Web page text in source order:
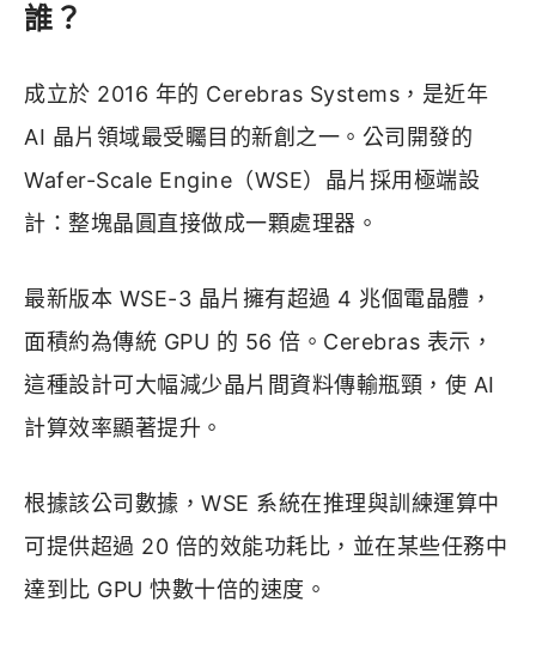
誰？
成立於 2016 年的 Cerebras Systems，是近年
AI 晶片領域最受矚目的新創之一。公司開發的
Wafer-Scale Engine（WSE）晶片採用極端設
計：整塊晶圓直接做成一顆處理器。
最新版本 WSE-3 晶片擁有超過 4 兆個電晶體，
面積約為傳統 GPU 的 56 倍。Cerebras 表示，
這種設計可大幅減少晶片間資料傳輸瓶頸，使 AI
計算效率顯著提升。
根據該公司數據，WSE 系統在推理與訓練運算中
可提供超過 20 倍的效能功耗比，並在某些任務中
達到比 GPU 快數十倍的速度。